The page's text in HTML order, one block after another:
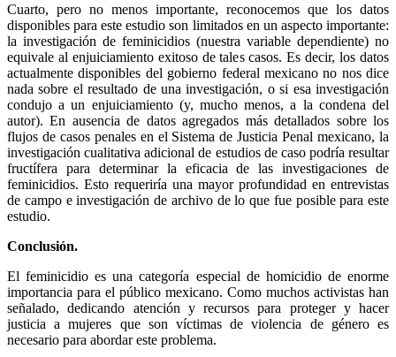
Cuarto, pero no menos importante, reconocemos que los datos
disponibles para este estudio son limitados en un aspecto importante:
la investigación de feminicidios (nuestra variable dependiente) no
equivale al enjuiciamiento exitoso de tales casos. Es decir, los datos
actualmente disponibles del gobierno federal mexicano no nos dice
nada sobre el resultado de una investigación, o si esa investigación
condujo a un enjuiciamiento (y, mucho menos, a la condena del
autor). En ausencia de datos agregados más detallados sobre los
flujos de casos penales en el Sistema de Justicia Penal mexicano, la
investigación cualitativa adicional de estudios de caso podría resultar
fructífera para determinar la eficacia de las investigaciones de
feminicidios. Esto requeriría una mayor profundidad en entrevistas
de campo e investigación de archivo de lo que fue posible para este
estudio.
Conclusión.
El feminicidio es una categoría especial de homicidio de enorme
importancia para el público mexicano. Como muchos activistas han
señalado, dedicando atención y recursos para proteger y hacer
justicia a mujeres que son víctimas de violencia de género es
necesario para abordar este problema.